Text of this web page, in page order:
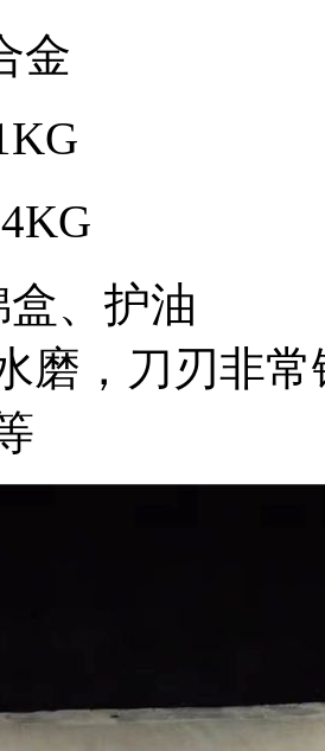
金
、护油
磨，刀刃非